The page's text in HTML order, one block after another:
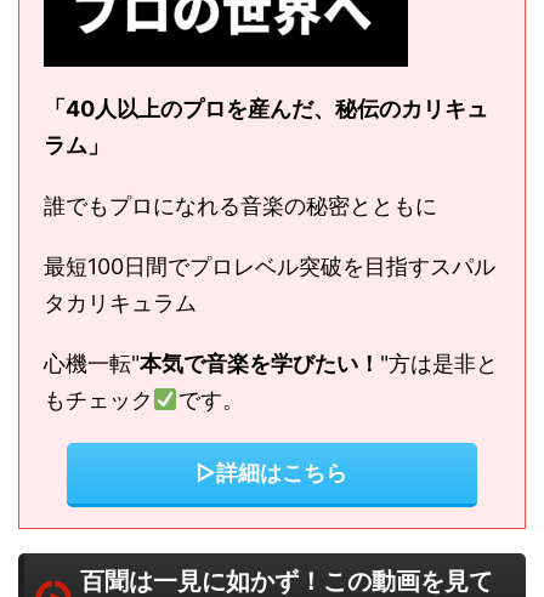
「40人以上のプロを産んだ、秘伝のカリキュ
ラム」
誰でもプロになれる音楽の秘密とともに
最短100日間でプロレベル突破を目指すスパル
タカリキュラム
心機一転"本気で音楽を学びたい！ "方は是非と
もチェック
です。
▷詳細はこちら
百聞は一見に如かず！この動画を見て